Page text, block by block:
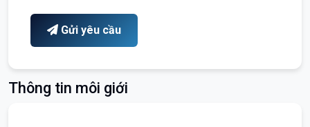
Gửi yêu cầu
Thông tin môi giới